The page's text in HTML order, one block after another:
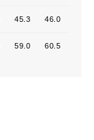
45.3 46.0
59.0 60.5